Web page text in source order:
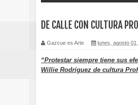
DE CALLE CON CULTURA
Gazcue es Arte lunes, agosto 01,
“Protestar siempre tiene sus
Willie Rodríguez de cultura